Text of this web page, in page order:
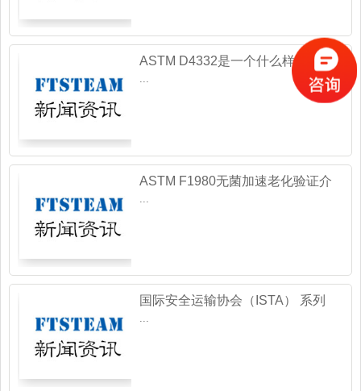
ASTM D4332是一个什么样子的标
...
ASTM F1980无菌加速老化验证介
国际安全运输协会（ISTA） 系列
...